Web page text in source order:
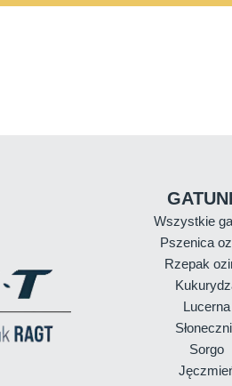
Wszystkie
Pszenica
Rzepak
Lucerna
Sorgo